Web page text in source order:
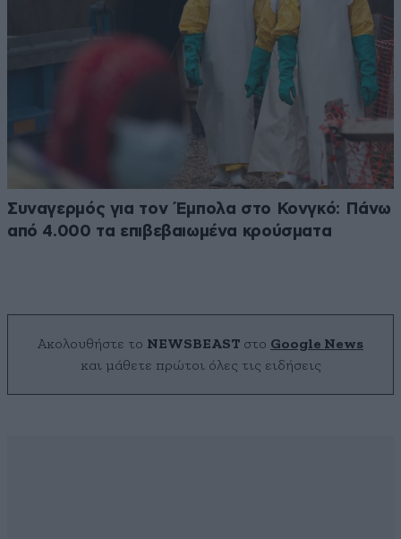
Συναγερμός για τον Έμπολα στο Κονγκό: Πάνω
από 4.000 τα επιβεβαιωμένα κρούσματα
Ακολουθήστε το NEWSBEAST στο Google News
και μάθετε πρώτοι όλες τις ειδήσεις